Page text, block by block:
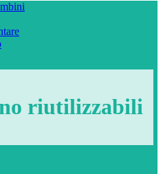
riutilizzabili